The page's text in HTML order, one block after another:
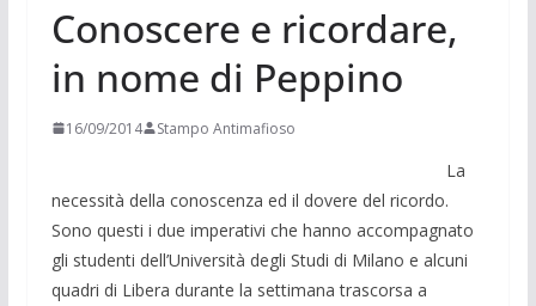
Conoscere e ricordare,
in nome di Peppino
16/09/2014 Stampo Antimafioso
La
necessità della conoscenza ed il dovere del ricordo.
Sono questi i due imperativi che hanno accompagnato
gli studenti dell’Università degli Studi di Milano e alcuni
quadri di Libera durante la settimana trascorsa a